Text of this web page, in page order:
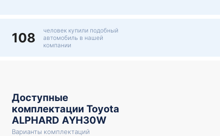
108
человек купили подобный
автомобиль в нашей
компании
Доступные
комплектации Toyota
ALPHARD AYH30W
Варианты комплектаций